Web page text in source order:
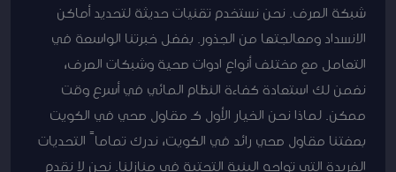
شبكة الصرف. نحن نستخدم تقنيات حديثة لتحديد أماكن
الانسداد ومعالجتها من الجذور. بفضل خبرتنا الواسعة في
التعامل مع مختلف أنواع ادوات صحية وشبكات الصرف،
نضمن لك استعادة كفاءة النظام المائي في أسرع وقت
ممكن. لماذا نحن الخيار الأول كـ مقاول صحي في الكويت
بصفتنا مقاول صحي رائد في الكويت، ندرك تماماً التحديات
الفريدة التي تواجه البنية التحتية في منازلنا. نحن لا نقدم